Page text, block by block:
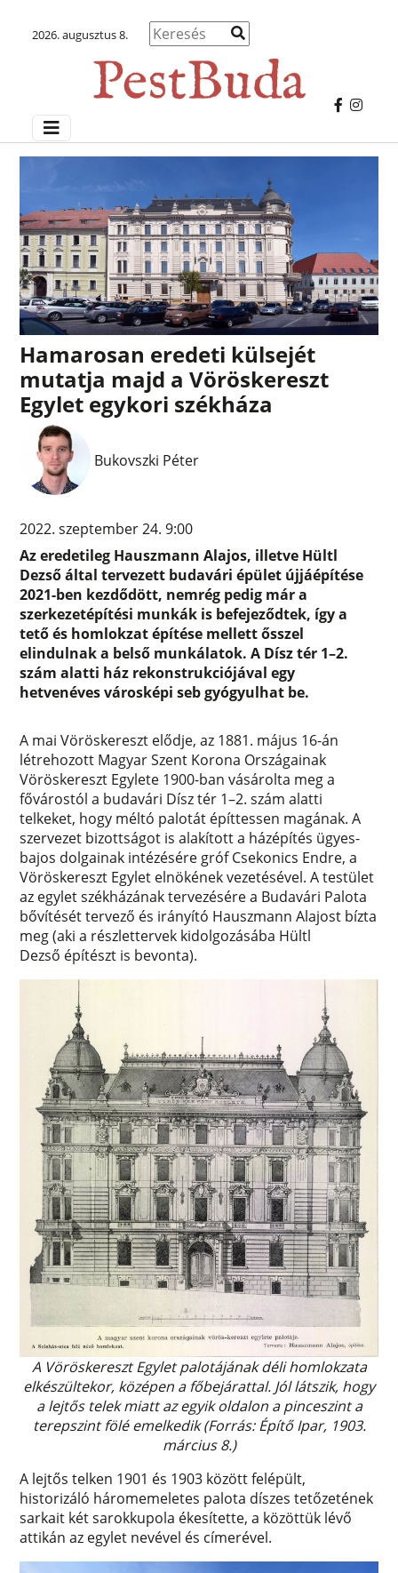
2026. augusztus 8.
Hamarosan eredeti külsejét
mutatja majd a Vöröskereszt
Egylet egykori székháza
Bukovszki Péter
2022. szeptember 24. 9:00
Az eredetileg Hauszmann Alajos, illetve Hültl
Dezső által tervezett budavári épület újjáépítése
2021-ben kezdődött, nemrég pedig már a
szerkezetépítési munkák is befejeződtek, így a
tető és homlokzat építése mellett ősszel
elindulnak a belső munkálatok. A Dísz tér 1–2.
szám alatti ház rekonstrukciójával egy
hetvenéves városképi seb gyógyulhat be.
A mai Vöröskereszt elődje, az 1881. május 16-án
létrehozott Magyar Szent Korona Országainak
Vöröskereszt Egylete 1900-ban vásárolta meg a
fővárostól a budavári Dísz tér 1–2. szám alatti
telkeket, hogy méltó palotát építtessen magának. A
szervezet bizottságot is alakított a házépítés ügyes-
bajos dolgainak intézésére gróf Csekonics Endre, a
Vöröskereszt Egylet elnökének vezetésével. A testület
az egylet székházának tervezésére a Budavári Palota
bővítését tervező és irányító Hauszmann Alajost bízta
meg (aki a részlettervek kidolgozásába Hültl
Dezső építészt is bevonta).
A Vöröskereszt Egylet palotájának déli homlokzata
elkészültekor, középen a főbejárattal. Jól látszik, hogy
a lejtős telek miatt az egyik oldalon a pinceszint a
terepszint fölé emelkedik (Forrás: Építő Ipar, 1903.
március 8.)
A lejtős telken 1901 és 1903 között felépült,
historizáló háromemeletes palota díszes tetőzetének
sarkait két sarokkupola ékesítette, a közöttük lévő
attikán az egylet nevével és címerével.